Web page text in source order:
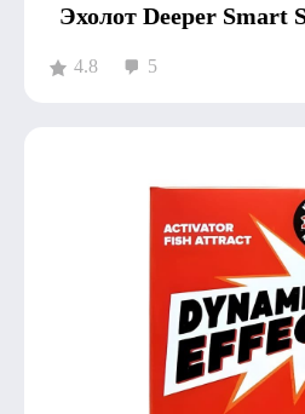
Эхолот Deeper Smart
4.8 5